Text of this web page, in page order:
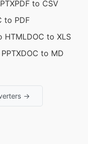
PDF to CSV
to PDF
HTMLDOC to XLS
DOC to MD
→